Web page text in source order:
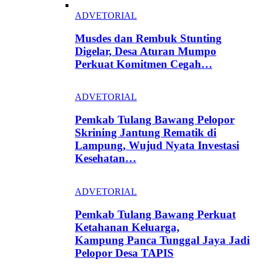
ADVETORIAL
Musdes dan Rembuk Stunting
Digelar, Desa Aturan Mumpo
Perkuat Komitmen Cegah…
ADVETORIAL
Pemkab Tulang Bawang Pelopor
Skrining Jantung Rematik di
Lampung, Wujud Nyata Investasi
Kesehatan…
ADVETORIAL
Pemkab Tulang Bawang Perkuat
Ketahanan Keluarga,
Kampung Panca Tunggal Jaya Jadi
Pelopor Desa TAPIS